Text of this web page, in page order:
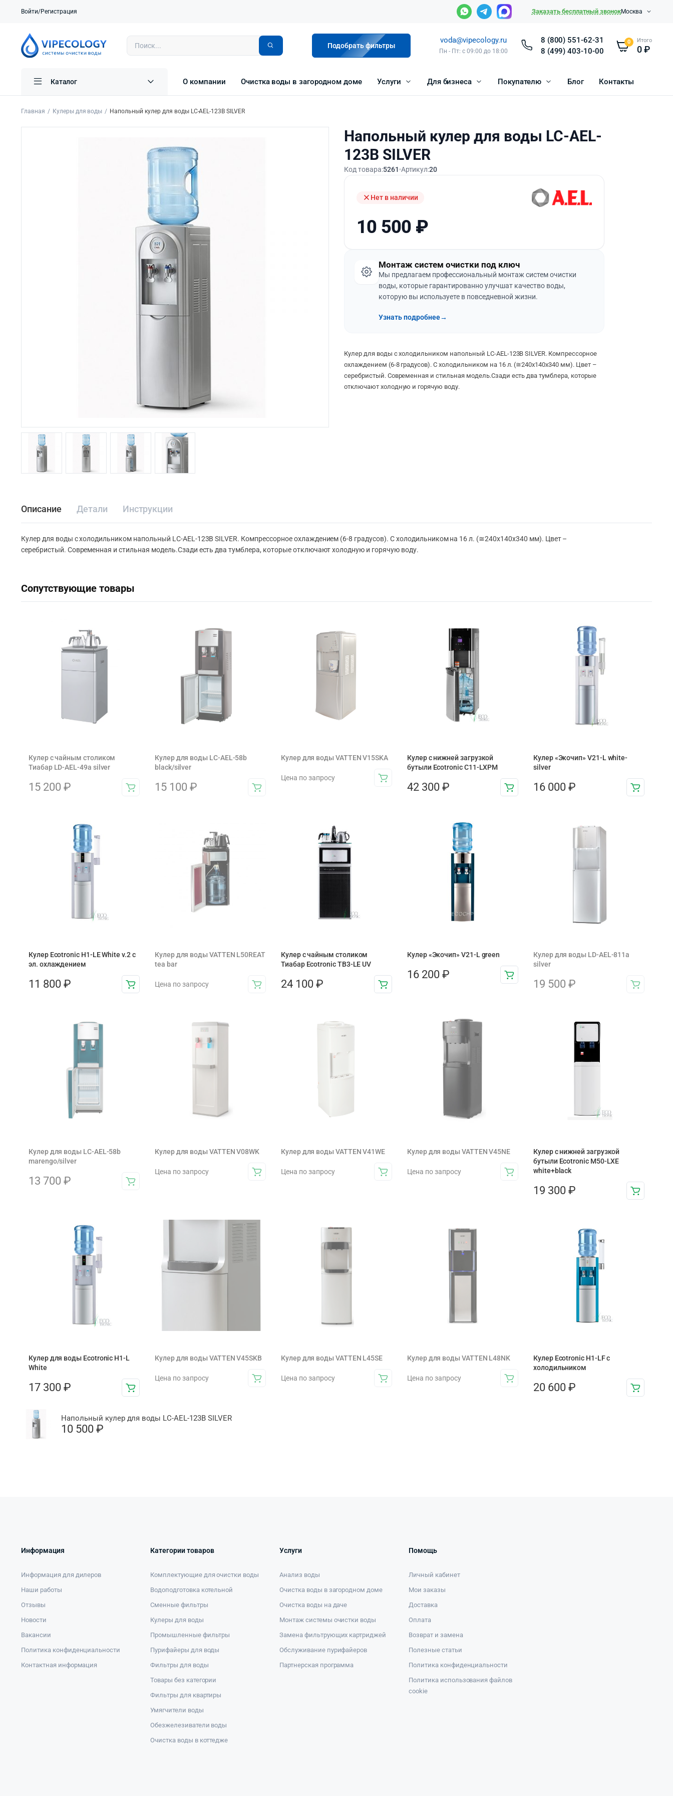
Войти/Регистрация Заказать бесплатный звонокМосква
Подобрать фильтры
voda@vipecology.ru
Пн - Пт: с 09:00 до 18:00
8 (800) 551-62-31
8 (499) 403-10-00
0 Итого
0₽
Каталог О компании Очистка воды в загородном доме Услуги Для бизнеса Покупателю Блог Контакты
Главная Кулеры для воды Напольный кулер для воды LC-AEL-123B SILVER
Напольный кулер для воды LC-AEL-
123B SILVER
Код товара:5261 Артикул:20
Нет в наличии
10 500 ₽
Монтаж систем очистки под ключ
Мы предлагаем профессиональный монтаж систем очистки
воды, которые гарантированно улучшат качество воды,
которую вы используете в повседневной жизни.
Узнать подробнее→
Кулер для воды с холодильником напольный LC-AEL-123B SILVER. Компрессорное
охлаждением (6-8 градусов). С холодильником на 16 л. (≅240х140х340 мм). Цвет –
серебристый. Современная и стильная модель.Сзади есть два тумблера, которые
отключают холодную и горячую воду.
Описание Детали Инструкции
Кулер для воды с холодильником напольный LC-AEL-123B SILVER. Компрессорное охлаждением (6-8 градусов). С холодильником на 16 л. (≅240х140х340 мм). Цвет –
серебристый. Современная и стильная модель.Сзади есть два тумблера, которые отключают холодную и горячую воду.
Сопутствующие товары
Кулер с чайным столиком
Тиабар LD-AEL-49a silver
15 200 ₽
Кулер для воды LC-AEL-58b
black/silver
15 100 ₽
Кулер для воды VATTEN V15SKA
Цена по запросу
Кулер с нижней загрузкой
бутыли Ecotronic C11-LXPM
42 300 ₽
Кулер «Экочип» V21-L white-
silver
16 000 ₽
Кулер Ecotronic H1-LE White v.2 с
эл. охлаждением
11 800 ₽
Кулер для воды VATTEN L50REAT
tea bar
Цена по запросу
Кулер с чайным столиком
Тиабар Ecotronic TB3-LE UV
24 100 ₽
Кулер «Экочип» V21-L green
16 200 ₽
Кулер для воды LD-AEL-811a
silver
19 500 ₽
Кулер для воды LC-AEL-58b
marengo/silver
13 700 ₽
Кулер для воды VATTEN V08WK
Цена по запросу
Кулер для воды VATTEN V41WE
Цена по запросу
Кулер для воды VATTEN V45NE
Цена по запросу
Кулер с нижней загрузкой
бутыли Ecotronic M50-LXE
white+black
19 300 ₽
Кулер для воды Ecotronic H1-L
White
17 300 ₽
Кулер для воды VATTEN V45SKB
Цена по запросу
Кулер для воды VATTEN L45SE
Цена по запросу
Кулер для воды VATTEN L48NK
Цена по запросу
Кулер Ecotronic H1-LF с
холодильником
20 600 ₽
Напольный кулер для воды LC-AEL-123B SILVER
10 500 ₽
Информация
Информация для дилеров
Наши работы
Отзывы
Новости
Вакансии
Политика конфиденциальности
Контактная информация
Категории товаров
Комплектующие для очистки воды
Водоподготовка котельной
Сменные фильтры
Кулеры для воды
Промышленные фильтры
Пурифайеры для воды
Фильтры для воды
Товары без категории
Фильтры для квартиры
Умягчители воды
Обезжелезиватели воды
Очистка воды в коттедже
Услуги
Анализ воды
Очистка воды в загородном доме
Очистка воды на даче
Монтаж системы очистки воды
Замена фильтрующих картриджей
Обслуживание пурифайеров
Партнерская программа
Помощь
Личный кабинет
Мои заказы
Доставка
Оплата
Возврат и замена
Полезные статьи
Политика конфиденциальности
Политика использования файлов
cookie